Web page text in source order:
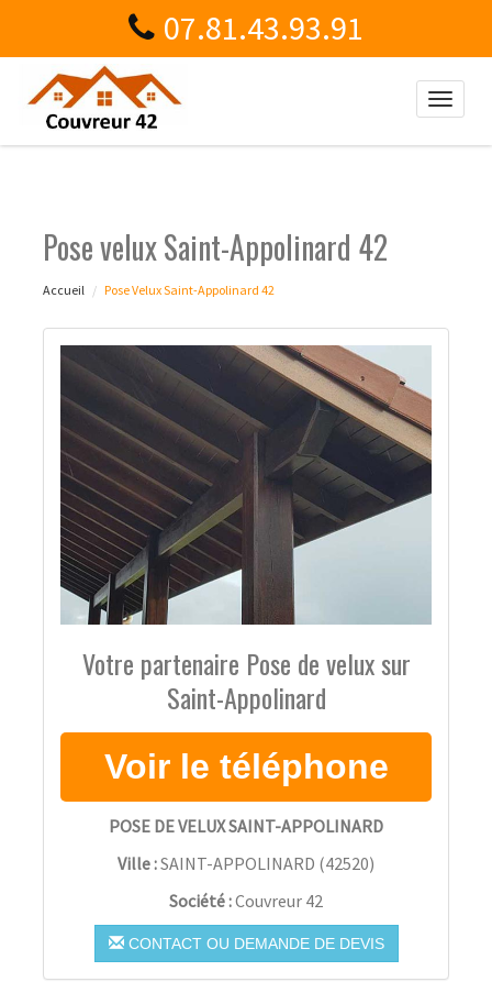
07.81.43.93.91
Toggle
Pose velux Saint-Appolinard 42
Accueil Pose Velux Saint-Appolinard 42
Votre partenaire Pose de velux sur
Saint-Appolinard
POSE DE VELUX SAINT-APPOLINARD
Ville :SAINT-APPOLINARD (42520)
Société :Couvreur 42
CONTACT OU DEMANDE DE DEVIS